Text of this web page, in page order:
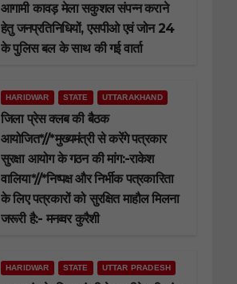
आगामी कावड़ मेला सकुशल संपन्न कराने
हेतु जनप्रतिनिधियों, एसपीओ एवं जोन 24
के पुलिस बल के साथ की गई वार्ता
HARIDWAR STATE UTTARAKHAND
जिला प्रेस क्लब की बैठक
आयोजित*//*मुख्यमंत्री से करेंगे पत्रकार
सुरक्षा आयोग के गठन की मांग:-राकेश
वालिया*//*निष्पक्ष और निर्भीक पत्रकारिता
के लिए पत्रकारों को सुरक्षित माहौल मिलना
जरूरी है:- मनव्वर कुरैशी
HARIDWAR STATE UTTAR PRADESH